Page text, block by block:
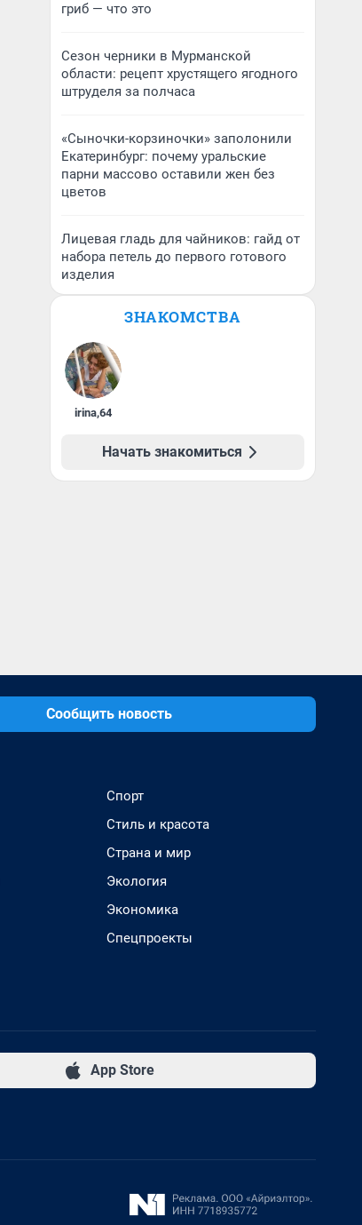
гриб — что это
Сезон черники в Мурманской
области: рецепт хрустящего ягодного
штруделя за полчаса
«Сыночки-корзиночки» заполонили
Екатеринбург: почему уральские
парни массово оставили жен без
цветов
Лицевая гладь для чайников: гайд от
набора петель до первого готового
изделия
ЗНАКОМСТВА
irina,64
Начать знакомиться
Сообщить новость
Спорт
Стиль и красота
Страна и мир
Экология
Экономика
Спецпроекты
App Store